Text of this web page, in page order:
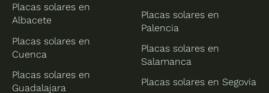
Placas solares en
Albacete
Placas solares en
Cuenca
Placas solares en
Guadalajara
Placas solares en
Palencia
Placas solares en
Salamanca
Placas solares en Segovia